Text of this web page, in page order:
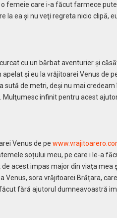
femeie care i-a făcut farmece
la ea şi nu veţi regreta nicio clipă,
cu un bărbat aventurier şi
şi eu la vrăjitoarei Venus de
sută de metri, deși nu mai
Mulţumesc infinit pentru acest
Venus de pe
soțului meu, pe care i le-a
acest impas major din viaţa mea
Venus, sora vrăjitoarei Brățara,
fără ajutorul dumneavoastră